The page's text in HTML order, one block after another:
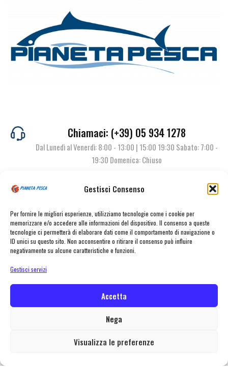
Gestisci Consenso
Per fornire le migliori esperienze, utilizziamo tecnologie come i cookie per
memorizzare e/o accedere alle informazioni del dispositivo. Il consenso a queste
tecnologie ci permetterà di elaborare dati come il comportamento di navigazione o
ID unici su questo sito. Non acconsentire o ritirare il consenso può influire
negativamente su alcune caratteristiche e funzioni.
Gestisci servizi
Accetta
Nega
Visualizza le preferenze
Chiamaci: (+39) 05 934 1278
Dal Lunedì al Venerdì: 8:00 - 13:00 | 15:00 19:30 Sabato: 7:00 -
19:30 Domenica: Chiuso
© Pianeta Pesca Viale Marcello Finzi, 563 41122 Modena (MO) | P.I.
02141860367 | Tel. 059 341278 | info@pianetapesca.it